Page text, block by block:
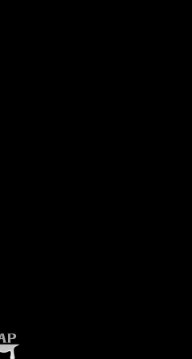
at Wellgreens Dispensaries in San